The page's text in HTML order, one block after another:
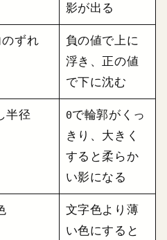
影が出る
ずれ
負の値で上に
浮き、正の値
で下に沈む
半径 0で輪郭がくっ
きり、大きく
すると柔らか
い影になる
文字色より薄
い色にすると